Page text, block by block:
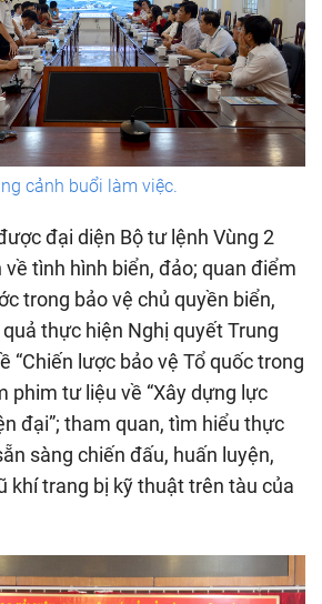
cảnh buổi làm việc.
đại diện Bộ tư lệnh Vùng 2
tình hình biển, đảo; quan điểm
trong bảo vệ chủ quyền biển,
thực hiện Nghị quyết Trung
“Chiến lược bảo vệ Tổ quốc trong
phim tư liệu về “Xây dựng lực
đại”; tham quan, tìm hiểu thực
sàng chiến đấu, huấn luyện,
khí trang bị kỹ thuật trên tàu của